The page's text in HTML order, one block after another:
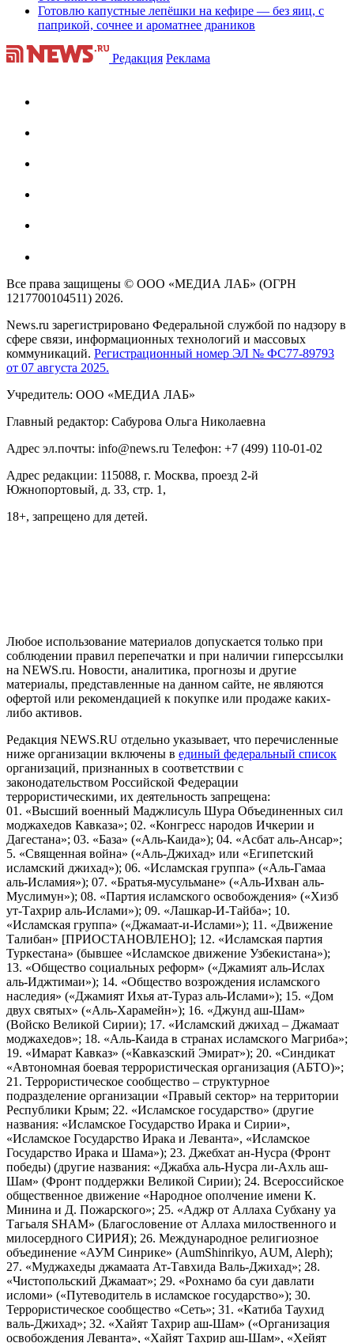
Готовлю капустные лепёшки на кефире — без яиц, с
паприкой, сочнее и ароматнее драников
Редакция Реклама
Все права защищены © ООО «МЕДИА ЛАБ» (ОГРН
1217700104511) 2026.
News.ru зарегистрировано Федеральной службой по надзору в
сфере связи, информационных технологий и массовых
коммуникаций. Регистрационный номер ЭЛ № ФС77-89793
от 07 августа 2025.
Учредитель: ООО «МЕДИА ЛАБ»
Главный редактор: Сабурова Ольга Николаевна
Адрес эл.почты: info@news.ru Телефон: +7 (499) 110-01-02
Адрес редакции: 115088, г. Москва, проезд 2-й
Южнопортовый, д. 33, стр. 1,
18+, запрещено для детей.
Любое использование материалов допускается только при
соблюдении правил перепечатки и при наличии гиперссылки
на NEWS.ru. Новости, аналитика, прогнозы и другие
материалы, представленные на данном сайте, не являются
офертой или рекомендацией к покупке или продаже каких-
либо активов.
Редакция NEWS.RU отдельно указывает, что перечисленные
ниже организации включены в единый федеральный список
организаций, признанных в соответствии с
законодательством Российской Федерации
террористическими, их деятельность запрещена:
01. «Высший военный Маджлисуль Шура Объединенных сил
моджахедов Кавказа»; 02. «Конгресс народов Ичкерии и
Дагестана»; 03. «База» («Аль-Каида»); 04. «Асбат аль-Ансар»;
5. «Священная война» («Аль-Джихад» или «Египетский
исламский джихад»); 06. «Исламская группа» («Аль-Гамаа
аль-Исламия»); 07. «Братья-мусульмане» («Аль-Ихван аль-
Муслимун»); 08. «Партия исламского освобождения» («Хизб
ут-Тахрир аль-Ислами»); 09. «Лашкар-И-Тайба»; 10.
«Исламская группа» («Джамаат-и-Ислами»); 11. «Движение
Талибан» [ПРИОСТАНОВЛЕНО]; 12. «Исламская партия
Туркестана» (бывшее «Исламское движение Узбекистана»);
13. «Общество социальных реформ» («Джамият аль-Ислах
аль-Иджтимаи»); 14. «Общество возрождения исламского
наследия» («Джамият Ихья ат-Тураз аль-Ислами»); 15. «Дом
двух святых» («Аль-Харамейн»); 16. «Джунд аш-Шам»
(Войско Великой Сирии); 17. «Исламский джихад – Джамаат
моджахедов»; 18. «Аль-Каида в странах исламского Магриба»;
19. «Имарат Кавказ» («Кавказский Эмират»); 20. «Синдикат
«Автономная боевая террористическая организация (АБТО)»;
21. Террористическое сообщество – структурное
подразделение организации «Правый сектор» на территории
Республики Крым; 22. «Исламское государство» (другие
названия: «Исламское Государство Ирака и Сирии»,
«Исламское Государство Ирака и Леванта», «Исламское
Государство Ирака и Шама»); 23. Джебхат ан-Нусра (Фронт
победы) (другие названия: «Джабха аль-Нусра ли-Ахль аш-
Шам» (Фронт поддержки Великой Сирии); 24. Всероссийское
общественное движение «Народное ополчение имени К.
Минина и Д. Пожарского»; 25. «Аджр от Аллаха Субхану уа
Тагьаля SHAM» (Благословение от Аллаха милоственного и
милосердного СИРИЯ); 26. Международное религиозное
объединение «АУМ Синрике» (AumShinrikyo, AUM, Aleph);
27. «Муджахеды джамаата Ат-Тавхида Валь-Джихад»; 28.
«Чистопольский Джамаат»; 29. «Рохнамо ба суи давлати
исломи» («Путеводитель в исламское государство»); 30.
Террористическое сообщество «Сеть»; 31. «Катиба Таухид
валь-Джихад»; 32. «Хайят Тахрир аш-Шам» («Организация
освобождения Леванта», «Хайят Тахрир аш-Шам», «Хейят